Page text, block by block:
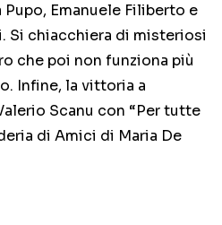
Emanuele Filiberto e
Si chiacchiera di misteriosi
che poi non funziona più
Infine, la vittoria a
Scanu con “Per tutte
di Amici di Maria De